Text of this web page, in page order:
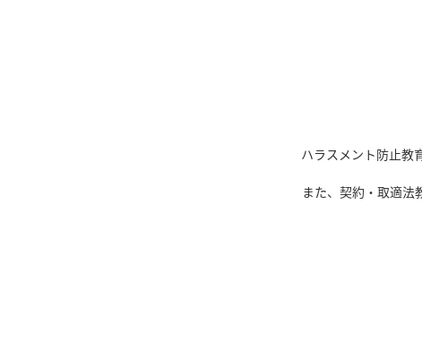
ハラスメント防止教
また、契約・取適法